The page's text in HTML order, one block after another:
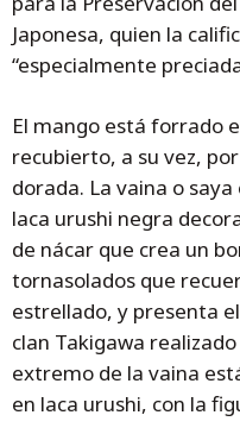
Japonesa, quien la
“especialmente
El mango está forrado
recubierto, a su vez,
dorada. La vaina o
laca urushi negra
de nácar que crea un
tornasolados que
estrellado, y presenta
clan Takigawa
extremo de la vaina
en laca urushi, con la